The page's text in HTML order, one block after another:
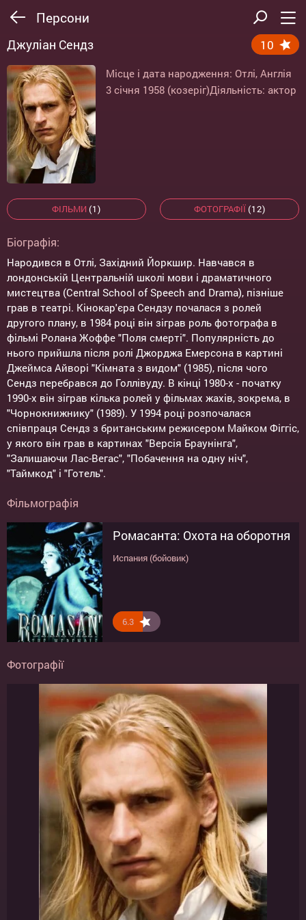
Персони
Джуліан Сендз 10
Місце і дата народження: Отлі, Англія
3 січня 1958 (козеріг)Діяльність: актор
ФІЛЬМИ (1) ФОТОГРАФІЇ(12)
Біографія:
Народився в Отлі, Західний Йоркшир. Навчався в
лондонській Центральній школі мови і драматичного
мистецтва (Central School of Speech and Drama), пізніше
грав в театрі. Кінокар'єра Сендзу почалася з ролей
другого плану, в 1984 році він зіграв роль фотографа в
фільмі Ролана Жоффе "Поля смерті". Популярність до
нього прийшла після ролі Джорджа Емерсона в картині
Джеймса Айворі "Кімната з видом" (1985), після чого
Сендз перебрався до Голлівуду. В кінці 1980-х - початку
1990-х він зіграв кілька ролей у фільмах жахів, зокрема, в
"Чорнокнижнику" (1989). У 1994 році розпочалася
співпраця Сендз з британським режисером Майком Фіггіс,
у якого він грав в картинах "Версія Браунінга",
"Залишаючи Лас-Вегас", "Побачення на одну ніч",
"Таймкод" і "Готель".
Фільмографія
Ромасанта: Охота на оборотня
Испания (бойовик)
6.3
Фотографії